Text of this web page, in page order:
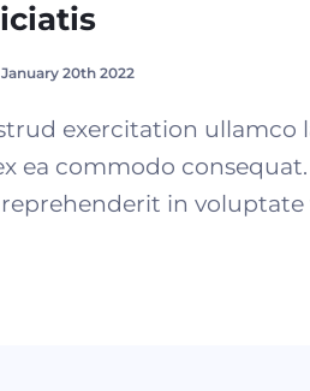
20th 2022
exercitation ullamco
ea commodo
in voluptate